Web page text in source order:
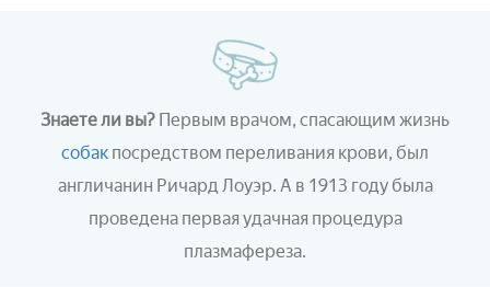
Знаете ли вы? Первым врачом, спасающим жизнь
собак посредством переливания крови, был
англичанин Ричард Лоуэр. А в 1913 году была
проведена первая удачная процедура
плазмафереза.